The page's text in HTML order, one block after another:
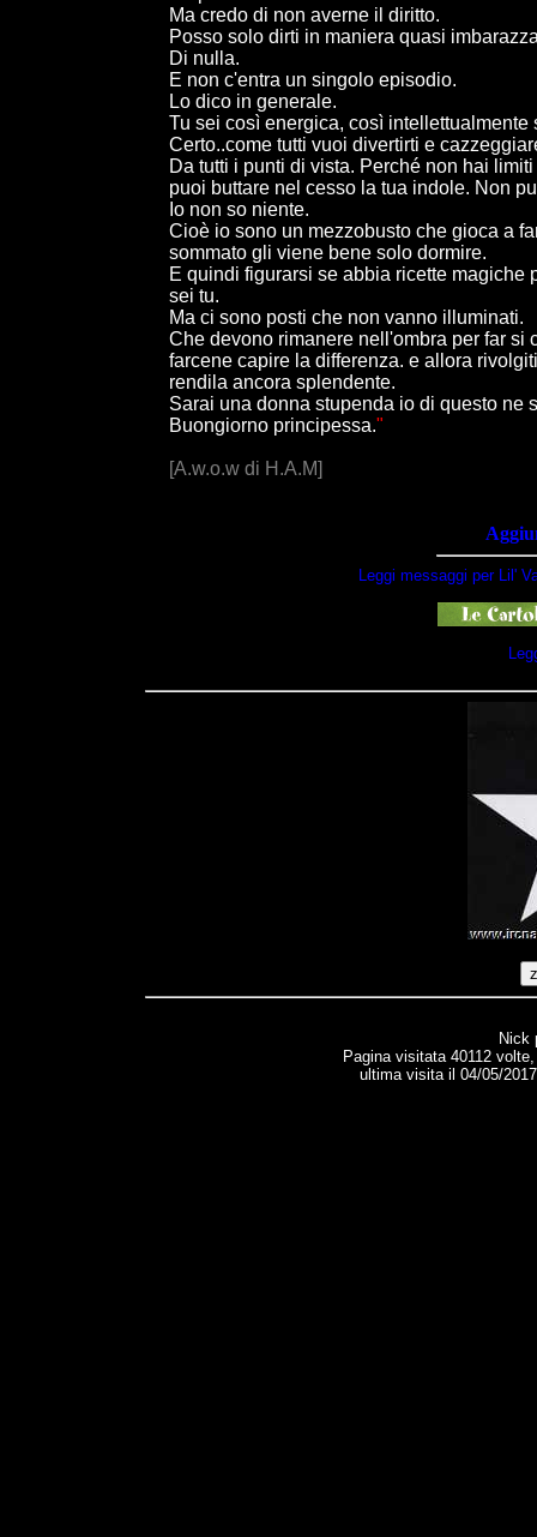
Ma credo di non averne il diritto.
Posso solo dirti in maniera quasi
Di nulla.
E non c'entra un singolo episodio.
Lo dico in generale.
Tu sei così energica, così
Certo..come tutti vuoi divertirti e
Da tutti i punti di vista. Perché non hai
puoi buttare nel cesso la tua indole. Non
Io non so niente.
Cioè io sono un mezzobusto che gioca a
sommato gli viene bene solo dormire.
E quindi figurarsi se abbia ricette magiche
sei tu.
Ma ci sono posti che non vanno illuminati.
Che devono rimanere nell'ombra per far si
farcene capire la differenza. e allora
rendila ancora splendente.
Sarai una donna stupenda io di questo ne
Buongiorno principessa."
[A.w.o.w di H.A.M]
Leggi messaggi per Lil'
Nick
Pagina visitata 40112
ultima visita il 04/05/